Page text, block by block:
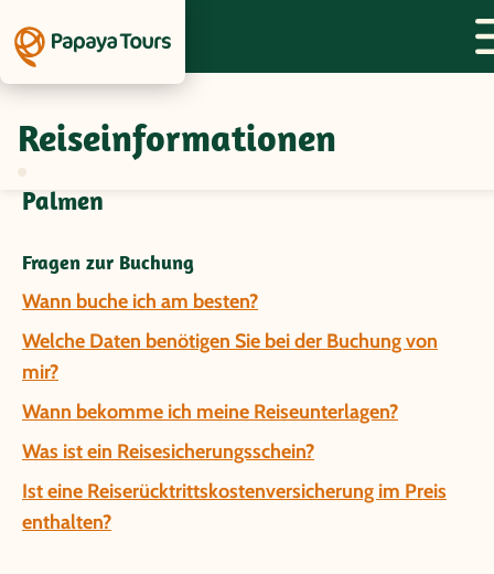
Reiseinformationen
Fragen und Antworten zur Gruppenreise
Palmen
Fragen zur Buchung
Wann buche ich am besten?
Welche Daten benötigen Sie bei der Buchung von
mir?
Wann bekomme ich meine Reiseunterlagen?
Was ist ein Reisesicherungsschein?
Ist eine Reiserücktrittskostenversicherung im Preis
enthalten?